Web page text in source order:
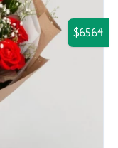
$65.64